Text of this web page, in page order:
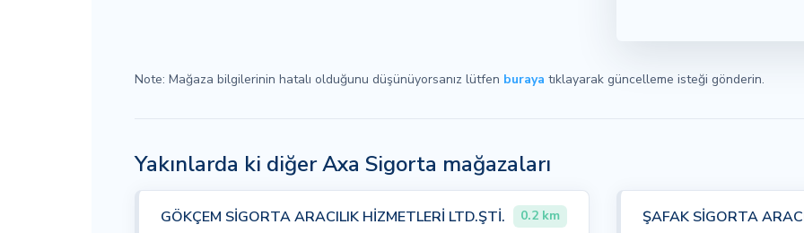
Note: Mağaza bilgilerinin hatalı olduğunu düşünüyorsanız lütfen buraya tıklayarak güncelleme isteği gönderin.
Yakınlarda ki diğer Axa Sigorta mağazaları
GÖKÇEM SİGORTA ARACILIK HİZMETLERİ LTD.ŞTİ. 0.2 km ŞAFAK SİGORTA